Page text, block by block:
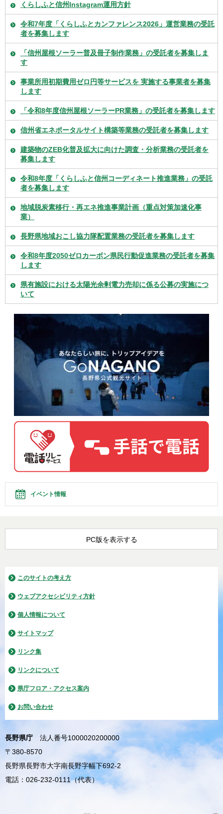
くらしふと信州Instagram運用方針
令和7年度「くらしふとカンファレンス2026」運営業務の受託
者を募集します
「信州屋根ソーラー普及冊子制作業務」の受託者を募集しま
す
事業所用初期費用ゼロ円等サービスを 実施する事業者を募集
します
「令和8年度信州屋根ソーラーPR業務」の受託者を募集します
信州省エネポータルサイト構築等業務の受託者を募集します
建築物のZEB化普及拡大に向けた調査・分析業務の受託者を
募集します
令和8年度「くらしふと信州コーディネート推進業務」の受託
者を募集します
地域脱炭素移行・再エネ推進事業計画（重点対策加速化事
業）
長野県地域おこし協力隊配置業務の受託者を募集します
令和8年度2050ゼロカーボン県民行動促進業務の受託者を募集
します
県有施設における太陽光余剰電力売却に係る公募の実施につ
いて
イベント情報
PC版を表示する
このサイトの考え方
ウェブアクセシビリティ方針
個人情報について
サイトマップ
リンク集
リンクについて
県庁フロア・アクセス案内
お問い合わせ
長野県庁
法人番号1000020200000
〒380-8570
長野県長野市大字南長野字幅下692-2
電話：026-232-0111（代表）